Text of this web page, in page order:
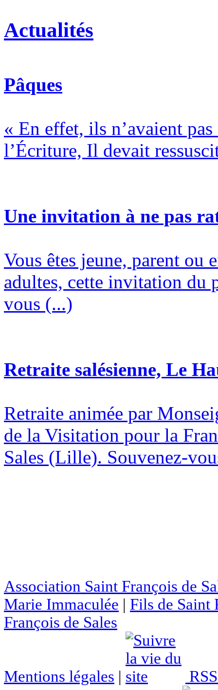
Actualités
Pâques
« En effet, ils n’avaient
l’Écriture, Il devait
Une invitation à ne pas
Vous êtes jeune, parent ou
adultes, cette invitation du
vous (...)
Retraite salésienne, Le
Retraite animée par
de la Visitation pour la
Sales (Lille). Souvenez-
Association Saint François de
Marie Immaculée | Fils de Saint
François de Sales
Mentions légales |